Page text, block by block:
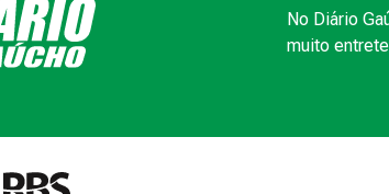
No Diário
muito